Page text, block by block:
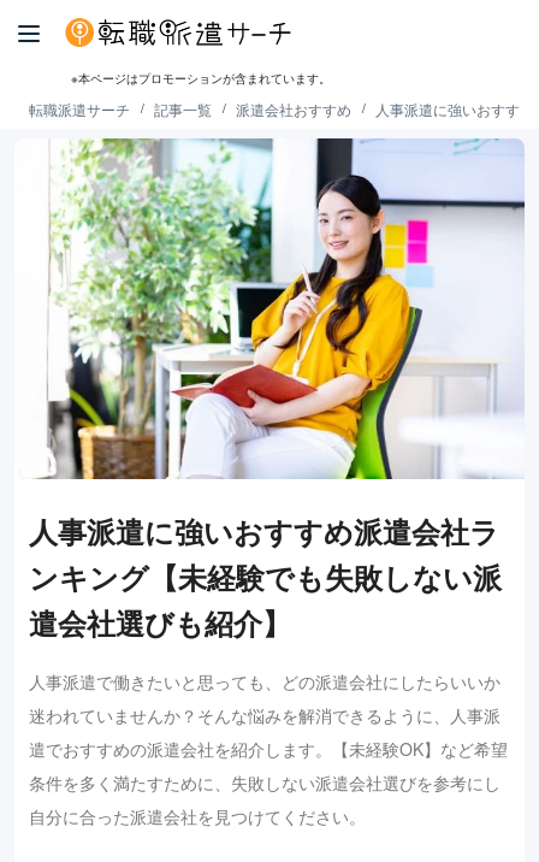
※本ページはプロモーションが含まれています。
転職派遣サーチ 記事一覧 派遣会社おすすめ 人事派遣に強いおすす
人事派遣に強いおすすめ派遣会社ラ
ンキング【未経験でも失敗しない派
遣会社選びも紹介】
人事派遣で働きたいと思っても、どの派遣会社にしたらいいか
迷われていませんか？そんな悩みを解消できるように、人事派
遣でおすすめの派遣会社を紹介します。【未経験OK】など希望
条件を多く満たすために、失敗しない派遣会社選びを参考にし
自分に合った派遣会社を見つけてください。